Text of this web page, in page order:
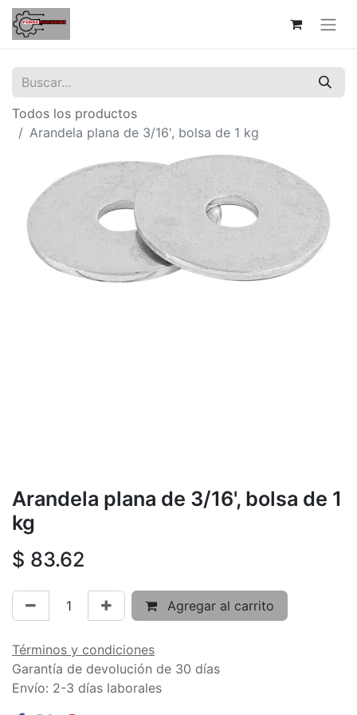
Todos los productos
Arandela plana de 3/16', bolsa de 1 kg
Arandela plana de 3/16', bolsa de 1
kg
$ 83.62
Agregar al carrito
Términos y condiciones
Garantía de devolución de 30 días
Envío: 2-3 días laborales